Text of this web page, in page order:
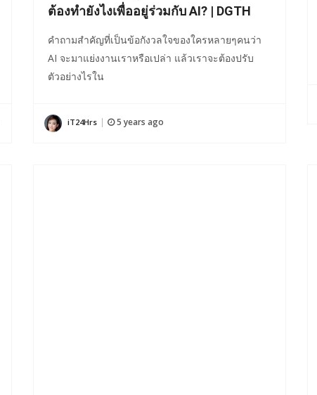
ต้องทำยังไงเพื่ออยู่ร่วมกับ AI? | DGTH
คำถามสำคัญที่เป็นข้อกังวลใจของใครหลายๆคนว่า
AI จะมาแย่งงานเราหรือเปล่า แล้วเราจะต้องปรับ
ตัวอย่างไรใน
iT24Hrs 5 years ago